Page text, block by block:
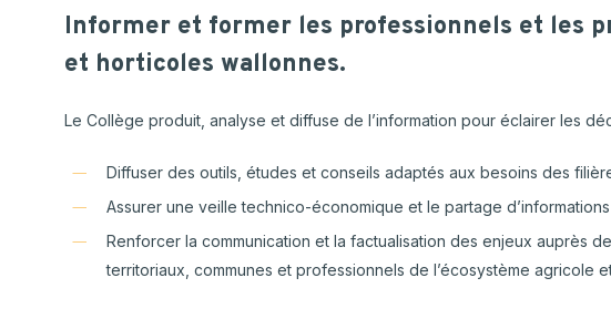
Informer et former les professionnels et les
et horticoles wallonnes.
Le Collège produit, analyse et diffuse de l’information pour éclairer les
Diffuser des outils, études et conseils adaptés aux besoins des
Assurer une veille technico-économique et le partage
Renforcer la communication et la factualisation des enjeux auprès
territoriaux, communes et professionnels de l’écosystème agricole